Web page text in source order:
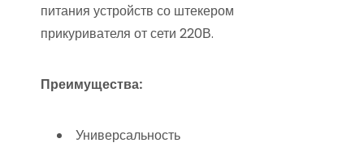
питания устройств со штекером
прикуривателя от сети 220В.
Преимущества:
Универсальность